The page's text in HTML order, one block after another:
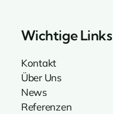
Wichtige Links
Kontakt
Über Uns
News
Referenzen